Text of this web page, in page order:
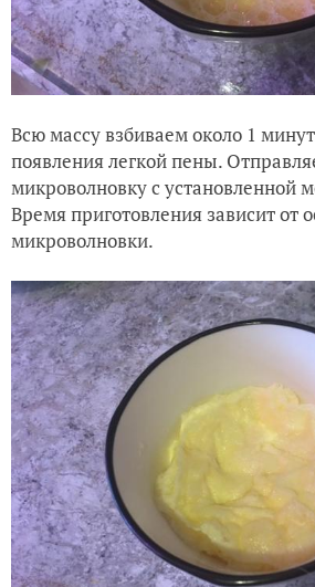
Всю массу взбиваем около 1
появления легкой пены.
микроволновку с установленной
Время приготовления зависит от
микроволновки.